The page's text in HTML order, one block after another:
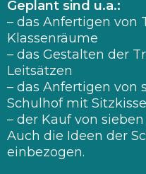
Geplant sind u.a.:
– das Anfertigen von
Klassenräume
– das Gestalten der
Leitsätzen
– das Anfertigen von
Schulhof mit
– der Kauf von
Auch die Ideen der
einbezogen.